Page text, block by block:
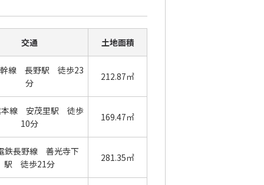
交通 土地面積
幹線 長野駅 徒歩23
分
212.87㎡
本線 安茂里駅 徒歩
10分
169.47㎡
鉄長野線 善光寺下
駅 徒歩21分
281.35㎡